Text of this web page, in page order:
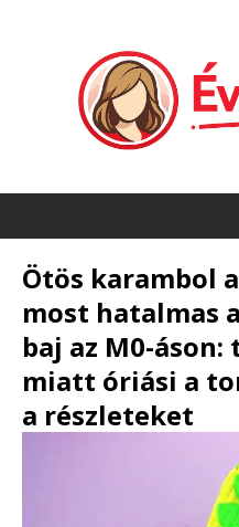
Ötös karambol
most hatalmas
baj az M0-
miatt óriási a
a részleteket